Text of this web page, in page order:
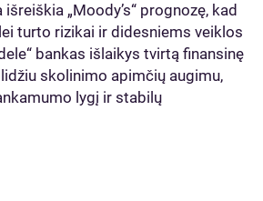
„Moody’s“ prognozę, kad
turto rizikai ir didesniems veiklos
bankas išlaikys tvirtą finansinę
skolinimo apimčių augimu,
lygį ir stabilų